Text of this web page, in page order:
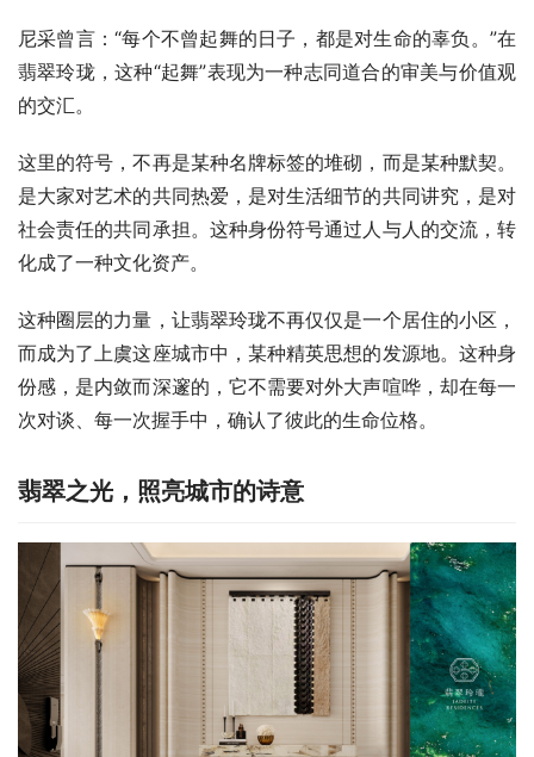
尼采曾言：“每个不曾起舞的日子，都是对生命的辜负。”在
翡翠玲珑，这种“起舞”表现为一种志同道合的审美与价值观
的交汇。
这里的符号，不再是某种名牌标签的堆砌，而是某种默契。
是大家对艺术的共同热爱，是对生活细节的共同讲究，是对
社会责任的共同承担。这种身份符号通过人与人的交流，转
化成了一种文化资产。
这种圈层的力量，让翡翠玲珑不再仅仅是一个居住的小区，
而成为了上虞这座城市中，某种精英思想的发源地。这种身
份感，是内敛而深邃的，它不需要对外大声喧哗，却在每一
次对谈、每一次握手中，确认了彼此的生命位格。
翡翠之光，照亮城市的诗意